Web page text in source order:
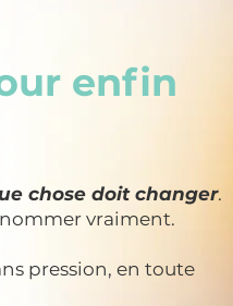
enfin
chose doit changer.
vraiment.
pression, en toute